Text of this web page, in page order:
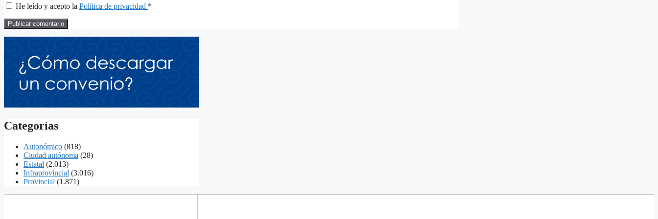
He leído y acepto la Política de privacidad *
Categorías
Autonómico (818)
Ciudad autónoma (28)
Estatal (2.013)
Infraprovincial (3.016)
Provincial (1.871)